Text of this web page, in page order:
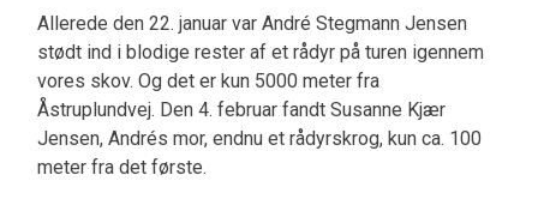
Allerede den 22. januar var André Stegmann Jensen
stødt ind i blodige rester af et rådyr på turen igennem
vores skov. Og det er kun 5000 meter fra
Åstruplundvej. Den 4. februar fandt Susanne Kjær
Jensen, Andrés mor, endnu et rådyrskrog, kun ca. 100
meter fra det første.